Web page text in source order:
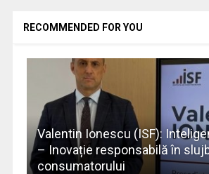
RECOMMENDED FOR YOU
Valentin Ionescu (ISF):
– Inovație responsabilă în
consumatorului